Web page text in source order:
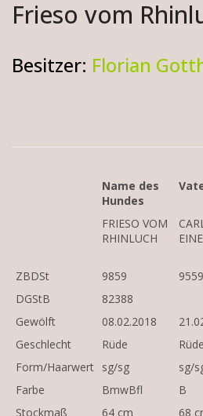
Frieso vom
Besitzer: Florian
Name des
Hundes
FRIESO VOM
RHINLUCH
ZBDSt
9859 9559
DGStB
82388
Gewölft
08.02.2018
Geschlecht
Rüde Rüde
Form/Haarwert sg/sg sg/
Farbe
BmwBfl B
Stockmaß
64 cm 68